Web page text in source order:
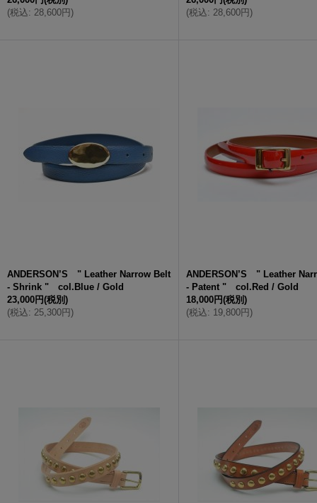
(税込: 28,600円)
(税込: 28,600円)
ANDERSON’S " Leather Narrow Belt
- Shrink " col.Blue / Gold
23,000円(税別)
(税込: 25,300円)
ANDERSON’S " Leather
- Patent " col.Red / Gold
18,000円(税別)
(税込: 19,800円)